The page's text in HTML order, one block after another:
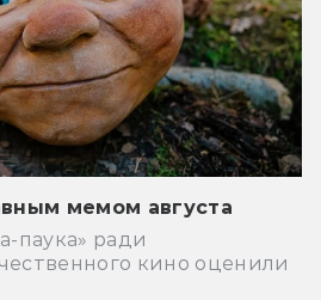
мемом августа
паука» ради
кино оценили